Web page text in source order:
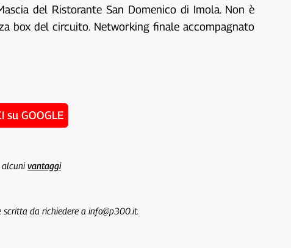
del Ristorante San Domenico di Imola. Non è
box del circuito. Networking finale accompagnato
su GOOGLE
alcunivantaggi
da richiedere a info@p300.it.